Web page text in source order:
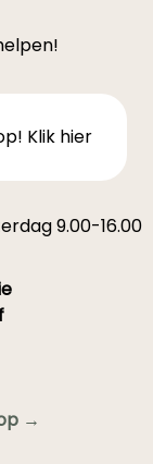
Klik hier
9.00-16.00
→